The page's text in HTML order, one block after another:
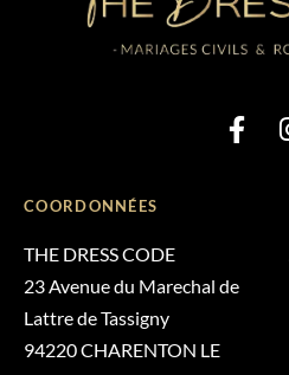
COORDONNÉES
THE DRESS CODE
23 Avenue du Marechal de
Lattre de Tassigny
94220 CHARENTON LE